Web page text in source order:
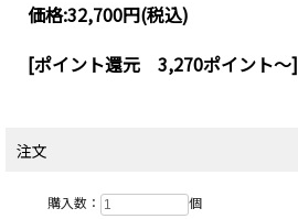
価格:32,700円(税込)
[ポイント還元 3,270ポイント～]
注文
購入数： 個